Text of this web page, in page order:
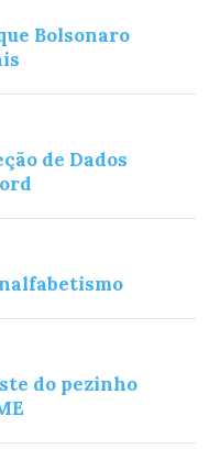
Bolsonaro
de Dados
do pezinho